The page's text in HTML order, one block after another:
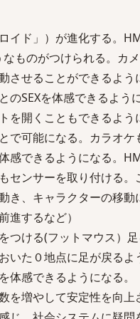
イド」）が進化する。
ものがつけられる。カ
させることができるよ
のSEXを体感できるよう
を開くこともできるよ
可能になる。カラオケ
感できるようになる。
センサーを取り付ける。
き、キャラクターの移
進するなど）
つける(フットマウス）
いた０地点に足が戻るよ
体感できるようになる。
増やして安定性を向上